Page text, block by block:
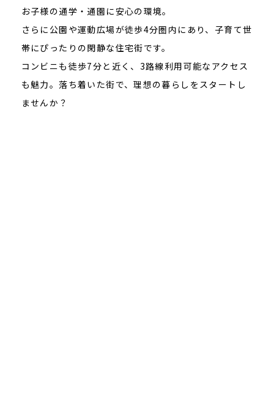
お子様の通学・通園に安心の環境。
さらに公園や運動広場が徒歩4分圏内にあり、子育て世
帯にぴったりの閑静な住宅街です。
コンビニも徒歩7分と近く、3路線利用可能なアクセス
も魅力。落ち着いた街で、理想の暮らしをスタートし
ませんか？